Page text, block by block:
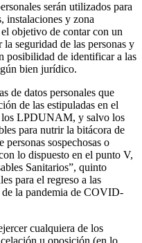
serán utilizados para
instalaciones y zona
objetivo de contar con un
seguridad de las personas y
posibilidad de identificar a las
bien jurídico.
de datos personales que
de las estipuladas en el
los LPDUNAM, y salvo los
para nutrir la bitácora de
sospechosas o
lo dispuesto en el punto V,
Sanitarios”, quinto
para el regreso a las
de la pandemia de COVID-
cualquiera de los